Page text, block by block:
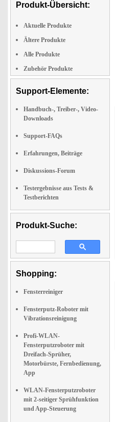
Produkt-Übersicht:
Aktuelle Produkte
Ältere Produkte
Alle Produkte
Zubehör Produkte
Support-Elemente:
Handbuch-, Treiber-, Video-
Downloads
Support-FAQs
Erfahrungen, Beiträge
Diskussions-Forum
Testergebnisse aus Tests &
Testberichten
Produkt-Suche:
Shopping:
Fensterreiniger
Fensterputz-Roboter mit
Vibrationsreinigung
Profi-WLAN-
Fensterputzroboter mit
Dreifach-Sprüher,
Motorbürste, Fernbedienung,
App
WLAN-Fensterputzroboter
mit 2-seitiger Sprühfunktion
und App-Steuerung